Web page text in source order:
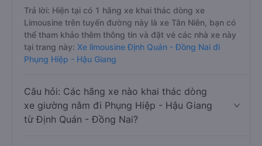
Trả lời: Hiện tại có 1 hãng xe khai thác dòng xe
Limousine trên tuyến đường này là xe Tân Niên, bạn có
thể tham khảo thêm thông tin và đặt vé các nhà xe này
tại trang này: Xe limousine Định Quán - Đồng Nai đi
Phụng Hiệp - Hậu Giang
Câu hỏi: Các hãng xe nào khai thác dòng
xe giường nằm đi Phụng Hiệp - Hậu Giang
từ Định Quán - Đồng Nai?